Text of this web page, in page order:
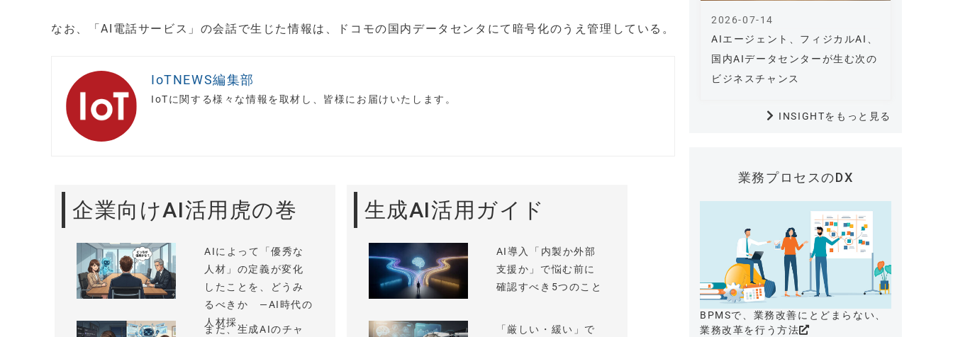
なお、「AI電話サービス」の会話で生じた情報は、ドコモの国内データセンタにて暗号化のうえ管理している。
IoTNEWS編集部
IoTに関する様々な情報を取材し、皆様にお届けいたします。
企業向けAI活用虎の巻
AIによって「優秀な
人材」の定義が変化
したことを、どうみ
るべきか —AI時代の
人材採...
まだ、生成AIのチャ
生成AI活用ガイド
AI導入「内製か外部
支援か」で悩む前に
確認すべき5つのこと
「厳しい・緩い」で
AIエージェント、フィジカルAI、
国内AIデータセンターが生む次の
ビジネスチャンス
2026-07-14
INSIGHTをもっと見る
業務プロセスのDX
BPMSで、業務改善にとどまらない、
業務改革を行う方法